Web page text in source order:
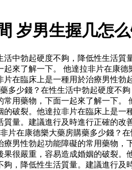
岁男生握几怎
中勃起硬度不夠，降低性生活
來了解一下。 他達拉非片在康
在臨床上是一種用於治療男性勃
多少錢？在性生活中勃起硬度不
用藥物，下面一起來了解一下
破裂。他達拉非片在臨床上是
量。建議進行及時進行正確的
片在康德樂大藥房購藥多少錢？
男性勃起功能障礙的常用藥物
很嚴重，容易造成婚姻的破裂
，降低性生活質量。建議進行